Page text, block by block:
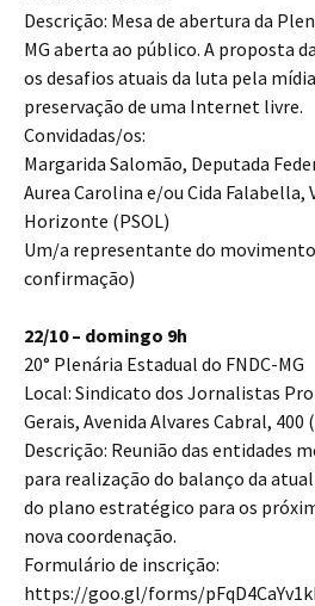
Descrição: Mesa de abertura da
MG aberta ao público. A proposta
os desafios atuais da luta pela
preservação de uma Internet livre.
Convidadas/os:
Margarida Salomão, Deputada
Aurea Carolina e/ou Cida Falabella,
Horizonte (PSOL)
Um/a representante do
confirmação)
22/10 – domingo 9h
20° Plenária Estadual do FNDC-MG
Local: Sindicato dos Jornalistas
Gerais, Avenida Alvares Cabral, 400
Descrição: Reunião das entidades
para realização do balanço da
do plano estratégico para os
nova coordenação.
Formulário de inscrição:
https://goo.gl/forms/